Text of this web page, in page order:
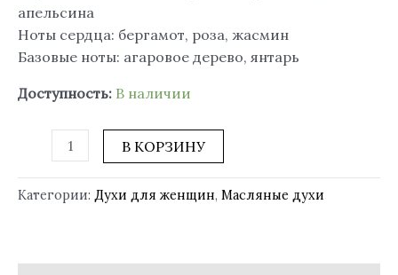
апельсина
Ноты сердца: бергамот, роза, жасмин
Базовые ноты: агаровое дерево, янтарь
Доступность: В наличии
В КОРЗИНУ
Категории: Духи для женщин, Масляные духи